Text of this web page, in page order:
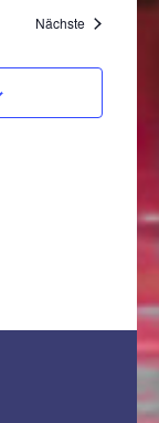
Nächste